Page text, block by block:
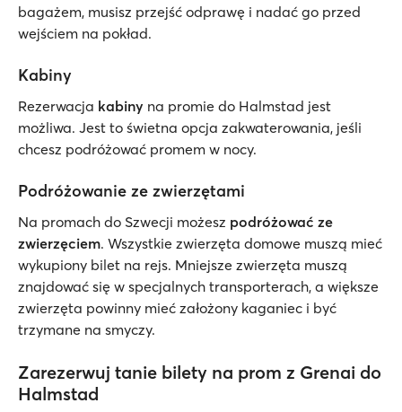
bagażem, musisz przejść odprawę i nadać go przed
wejściem na pokład.
Kabiny
Rezerwacja kabiny na promie do Halmstad jest
możliwa. Jest to świetna opcja zakwaterowania, jeśli
chcesz podróżować promem w nocy.
Podróżowanie ze zwierzętami
Na promach do Szwecji możesz podróżować ze
zwierzęciem. Wszystkie zwierzęta domowe muszą mieć
wykupiony bilet na rejs. Mniejsze zwierzęta muszą
znajdować się w specjalnych transporterach, a większe
zwierzęta powinny mieć założony kaganiec i być
trzymane na smyczy.
Zarezerwuj tanie bilety na prom z Grenai do
Halmstad